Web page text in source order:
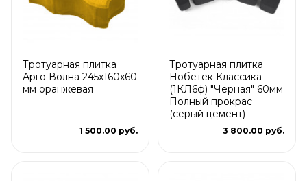
Тротуарная плитка
Арго Волна 245x160x60
мм оранжевая
1 500.00 руб.
Тротуарная плитка
Нобетек Классика
(1КЛ6ф) "Черная" 60мм
Полный прокрас
(серый цемент)
3 800.00 руб.